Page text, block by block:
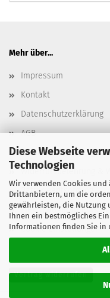
Diese Webseite
Technologien
Wir verwenden Cookies
Drittanbietern, um die
gewährleisten, die Nutzung
Ihnen ein bestmögliches
Informationen finden Sie in
Mehr über...
Impressum
Kontakt
Datenschutzerklärung
AGB
Versand- &
Widerrufsbelehrung &
Batterieentsorgung
Cookie Einstellungen
Vertrag widerrufen